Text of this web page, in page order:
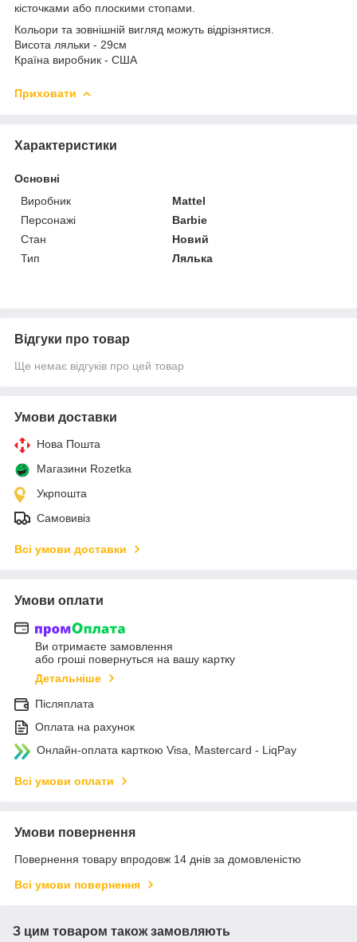
кісточками або плоскими стопами.
Кольори та зовнішній вигляд можуть відрізнятися.
Висота ляльки - 29см
Країна виробник - США
Приховати
Характеристики
Основні
Виробник
Mattel
Персонажі
Barbie
Стан
Новий
Тип
Лялька
Відгуки про товар
Ще немає відгуків про цей товар
Умови доставки
Нова Пошта
Магазини Rozetka
Укрпошта
Самовивіз
Всі умови доставки
Умови оплати
Ви отримаєте замовлення
або гроші повернуться на вашу картку
Детальніше
Післяплата
Оплата на рахунок
Онлайн-оплата карткою Visa, Mastercard - LiqPay
Всі умови оплати
Умови повернення
Повернення товару впродовж 14 днів за домовленістю
Всі умови повернення
З цим товаром також замовляють